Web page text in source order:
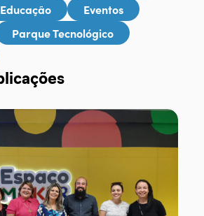
Educação
Eventos
Parque Tecnológico